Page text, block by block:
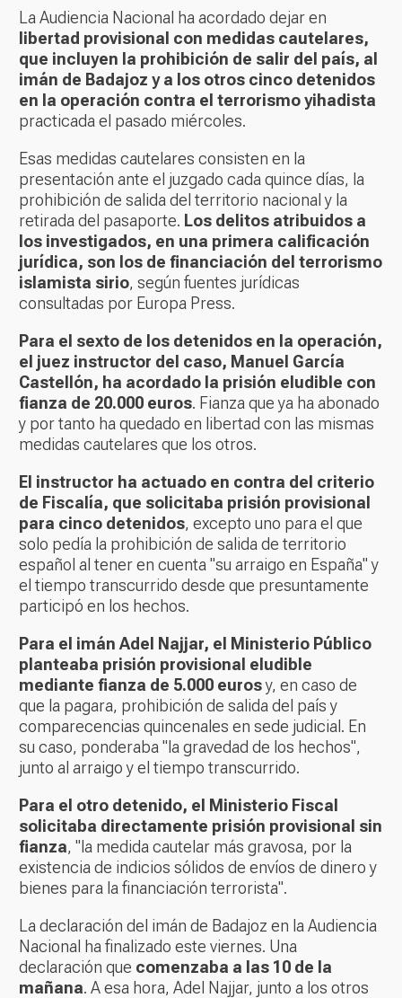
La Audiencia Nacional ha acordado dejar en
libertad provisional con medidas cautelares,
que incluyen la prohibición de salir del país, al
imán de Badajoz y a los otros cinco detenidos
en la operación contra el terrorismo yihadista
practicada el pasado miércoles.
Esas medidas cautelares consisten en la
presentación ante el juzgado cada quince días, la
prohibición de salida del territorio nacional y la
retirada del pasaporte. Los delitos atribuidos a
los investigados, en una primera calificación
jurídica, son los de financiación del terrorismo
islamista sirio, según fuentes jurídicas
consultadas por Europa Press.
Para el sexto de los detenidos en la operación,
el juez instructor del caso, Manuel García
Castellón, ha acordado la prisión eludible con
fianza de 20.000 euros. Fianza que ya ha abonado
y por tanto ha quedado en libertad con las mismas
medidas cautelares que los otros.
El instructor ha actuado en contra del criterio
de Fiscalía, que solicitaba prisión provisional
para cinco detenidos, excepto uno para el que
solo pedía la prohibición de salida de territorio
español al tener en cuenta "su arraigo en España" y
el tiempo transcurrido desde que presuntamente
participó en los hechos.
Para el imán Adel Najjar, el Ministerio Público
planteaba prisión provisional eludible
mediante fianza de 5.000 eurosy, en caso de
que la pagara, prohibición de salida del país y
comparecencias quincenales en sede judicial. En
su caso, ponderaba "la gravedad de los hechos",
junto al arraigo y el tiempo transcurrido.
Para el otro detenido, el Ministerio Fiscal
solicitaba directamente prisión provisional sin
fianza, "la medida cautelar más gravosa, por la
existencia de indicios sólidos de envíos de dinero y
bienes para la financiación terrorista".
La declaración del imán de Badajoz en la Audiencia
Nacional ha finalizado este viernes. Una
declaración que comenzaba a las 10 de la
mañana. A esa hora, Adel Najjar, junto a los otros